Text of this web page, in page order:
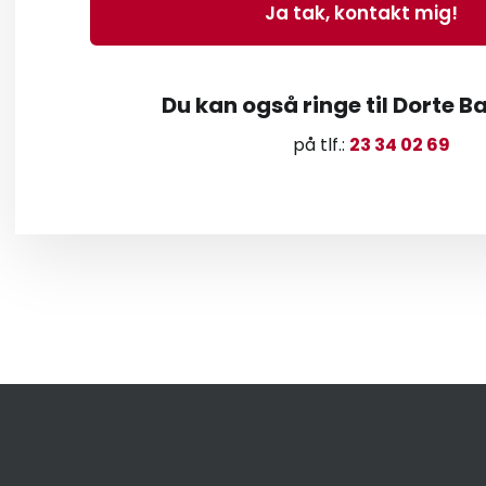
Du kan også ringe til Dorte
på tlf.: 23 34 02 69